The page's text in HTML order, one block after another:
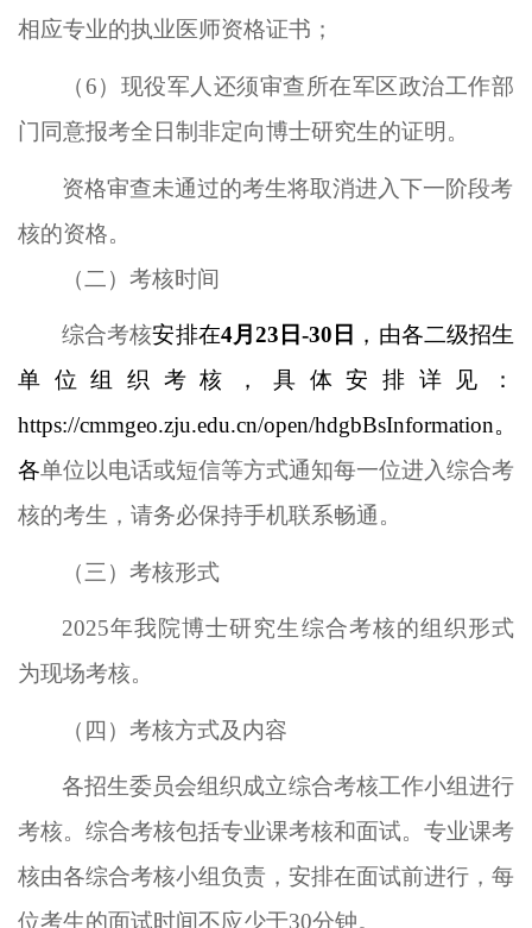
相应专业的执业医师资格证书；
（6） 现役军人还须审查所在军区政治工作部
门同意报考全日制非定向博士研究生的证明。
资格审查未通过的考生将取消进入下一阶段考
核的资格。
（二） 考核时间
综合考核安排在4月 23 日-30 日 ， 由各二级招生
单位组织考核
， 具体安排详见
：
https://cmmgeo.zju.edu.cn/open/hdgbBsInformation。
各单位以电话或短信等方式通知每一位进入综合考
核的考生，请务必保持手机联系畅通。
（三） 考核形式
2025年我院博士研究生综合考核的组织形式
为现场考核。
（四） 考核方式及内容
各招生委员会组织成立综合考核工作小组进行
考核。 综合考核包括专业课考核和面试。专业课考
核由各综合考核小组负责，安排在面试前进行，每
位考生的面试时间不应少于30分钟。